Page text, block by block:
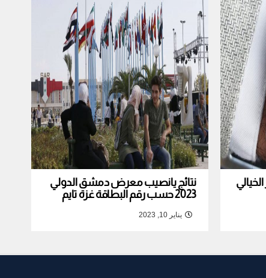
نتائج يانصيب معرض دمشق الدولي
2023 حسب رقم البطاقة غزة تايم
يناير 10, 2023